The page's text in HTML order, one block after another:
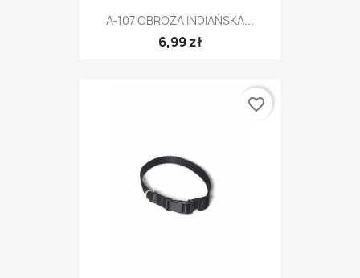
A-107 OBROŻA INDIAŃSKA...
6,99 zł
favorite_border